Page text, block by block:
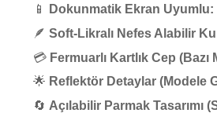
📱
Dokunmatik Ekran Uyumlu:
🪶 Soft-Likralı Nefes Alabilir
💳 Fermuarlı Kartlık Cep (Bazı
🌟 Reflektör Detaylar (Modele
🔄 Açılabilir Parmak Tasarımı